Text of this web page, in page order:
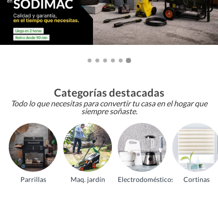
Categorías destacadas
Todo lo que necesitas para convertir tu casa en el hogar que
siempre soñaste.
Parrillas Maq. jardín Electrodomésticos Cortinas